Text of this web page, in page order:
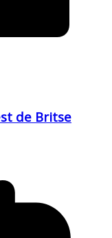
de Britse